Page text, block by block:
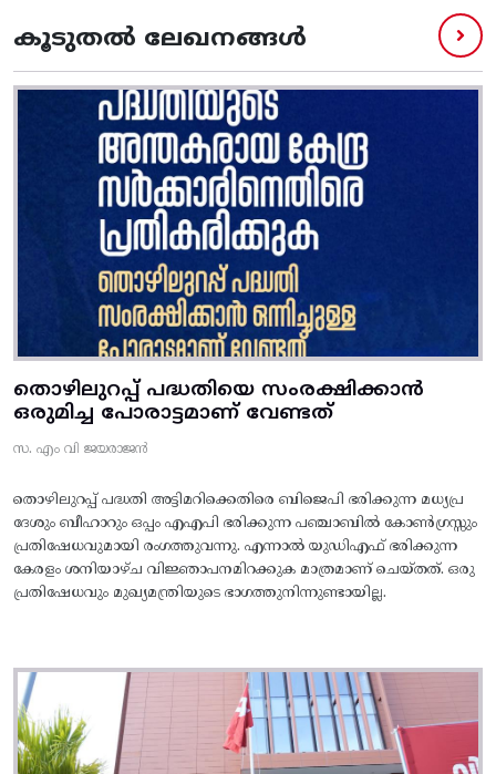
കൂടുതൽ ലേഖനങ്ങൾ
തൊഴിലുറപ്പ് പദ്ധതിയെ സംരക്ഷിക്കാൻ
ഒരുമിച്ച പോരാട്ടമാണ് വേണ്ടത്
സ. എം വി ജയരാജൻ
തൊഴിലുറപ്പ് പദ്ധതി അട്ടിമറിക്കെതിരെ ബിജെപി ഭരിക്കുന്ന മധ്യപ്ര
ദേശും ബീഹാറും ഒപ്പം എഎപി ഭരിക്കുന്ന പഞ്ചാബിൽ കോൺഗ്രസ്സും
പ്രതിഷേധവുമായി രംഗത്തുവന്നു. എന്നാൽ യുഡിഎഫ് ഭരിക്കുന്ന
കേരളം ശനിയാഴ്ച വിജ്ഞാപനമിറക്കുക മാത്രമാണ് ചെയ്തത്. ഒരു
പ്രതിഷേധവും മുഖ്യമന്ത്രിയുടെ ഭാഗത്തുനിന്നുണ്ടായില്ല.